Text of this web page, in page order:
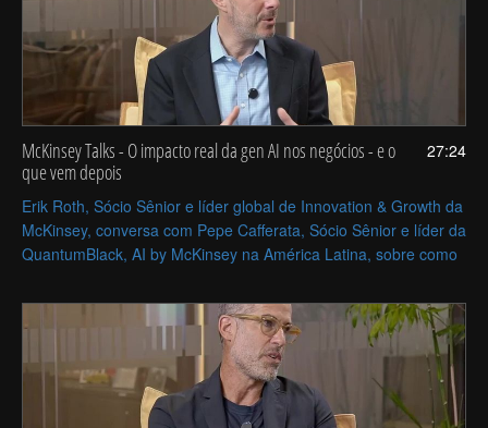
27:24
McKinsey Talks - O impacto real da gen AI nos negócios - e o
que vem depois
Erik Roth, Sócio Sênior e líder global de Innovation & Growth da
McKinsey, conversa com Pepe Cafferata, Sócio Sênior e líder da
QuantumBlack, AI by McKinsey na América Latina, sobre como